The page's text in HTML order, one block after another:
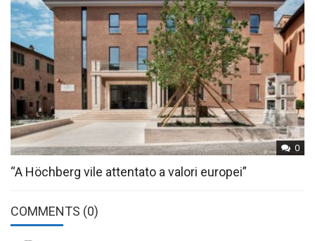
0
“A Höchberg vile attentato a valori europei”
COMMENTS (0)